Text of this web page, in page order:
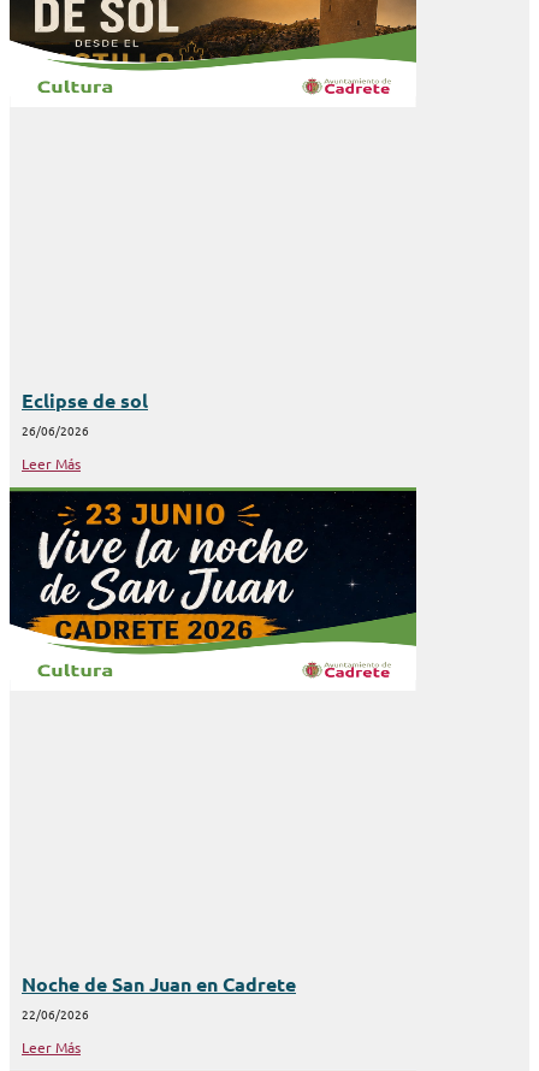
Eclipse de sol
26/06/2026
Leer Más
Noche de San Juan en Cadrete
22/06/2026
Leer Más